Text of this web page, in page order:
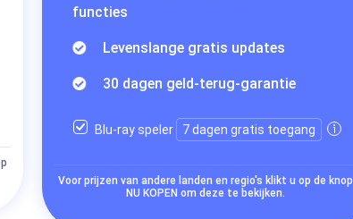
functies
Levenslange gratis updates
30 dagen geld-terug-garantie
Blu-ray speler 7 dagen gratis toegang
Voor prijzen van andere landen en regio's klikt u op de knop
NU KOPEN om deze te bekijken.